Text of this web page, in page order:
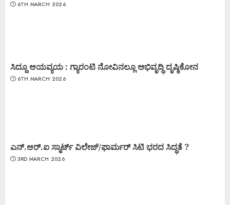
6TH MARCH 2026
ಸಿದ್ದೂ ಆಯವ್ಯಯ : ಗ್ಯಾರಂಟಿ ನೋವಿನಲ್ಲೂ ಅಭಿವೃದ್ಧಿ ದೃಷ್ಠಿಕೋನ
6TH MARCH 2026
ಎನ್.ಆರ್.ಐ ಸ್ಮಾರ್ಟ್ ವಿಲೇಜ್/ಫಾರ್ಮರ್ ಸಿಟಿ ಭರದ ಸಿದ್ಧತೆ ?
3RD MARCH 2026